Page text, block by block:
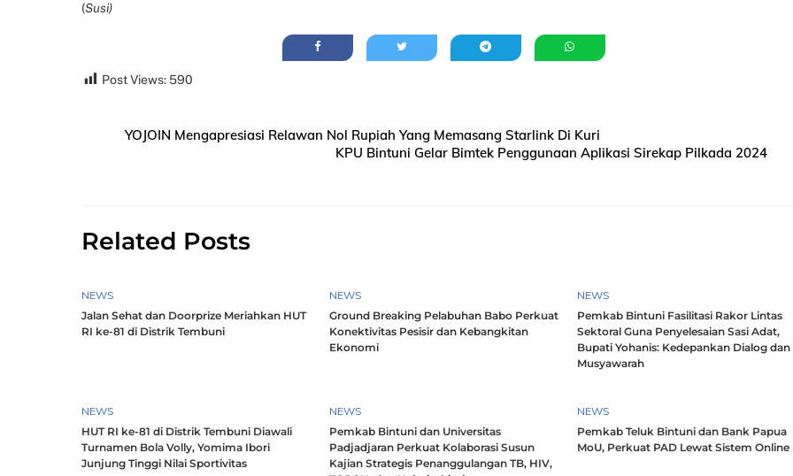
(Susi)
Post Views:590
YOJOIN Mengapresiasi Relawan Nol Rupiah Yang Memasang Starlink Di Kuri
KPU Bintuni Gelar Bimtek Penggunaan Aplikasi Sirekap Pilkada 2024
Related Posts
NEWS
Jalan Sehat dan Doorprize Meriahkan HUT
RI ke-81 di Distrik Tembuni
NEWS
Ground Breaking Pelabuhan Babo Perkuat
Konektivitas Pesisir dan Kebangkitan
Ekonomi
NEWS
Pemkab Bintuni Fasilitasi Rakor Lintas
Sektoral Guna Penyelesaian Sasi Adat,
Bupati Yohanis: Kedepankan Dialog dan
Musyawarah
NEWS
HUT RI ke-81 di Distrik Tembuni Diawali
Turnamen Bola Volly, Yomima Ibori
Junjung Tinggi Nilai Sportivitas
NEWS
Pemkab Bintuni dan Universitas
Padjadjaran Perkuat Kolaborasi Susun
Kajian Strategis Penanggulangan TB, HIV,
NEWS
Pemkab Teluk Bintuni dan Bank Papua
MoU, Perkuat PAD Lewat Sistem Online